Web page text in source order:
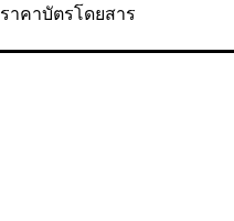
ราคาบัตรโดยสาร